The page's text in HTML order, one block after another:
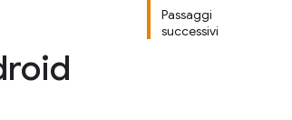
Passaggi
successivi